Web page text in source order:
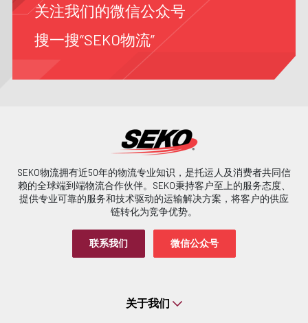
关注我们的微信公众号
搜一搜“SEKO物流”
SEKO物流拥有近50年的物流专业知识，是托运人及消费者共同信
赖的全球端到端物流合作伙伴。SEKO秉持客户至上的服务态度、
提供专业可靠的服务和技术驱动的运输解决方案，将客户的供应
链转化为竞争优势。
联系我们 微信公众号
关于我们